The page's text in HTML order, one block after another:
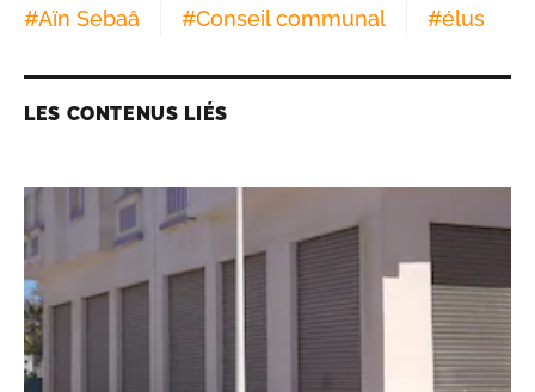
#Aïn Sebaâ #Conseil communal #élus
LES CONTENUS LIÉS